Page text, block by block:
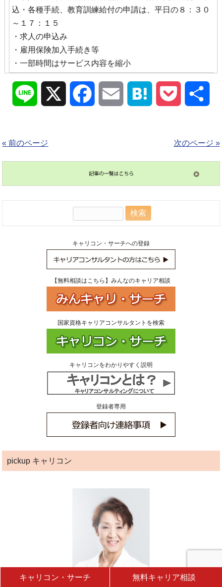
キャリコン・サーチ 無料キャリア相談
込・各種手続、教育訓練給付の申請は、平日の８：３０
～１７：１５
・求人の申込み
・雇用保険加入手続き等
・一部時間はサービス内容を縮小
Line Facebook Email Hatena Pocket
« 前のページ 次のページ »
キャリコン・サーチへの登録
【無料相談はこちら】みんなのキャリア相談
国家資格キャリアコンサルタントを検索
キャリコンをわかりやすく説明
登録者専用
pickup キャリコン